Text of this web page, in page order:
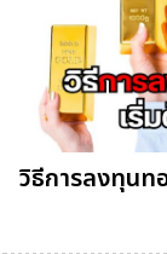
วิธีการลงทุนท